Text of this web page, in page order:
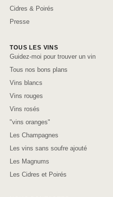
Cidres & Poirés
Presse
TOUS LES VINS
Guidez-moi pour trouver un vin
Tous nos bons plans
Vins blancs
Vins rouges
Vins rosés
"vins oranges"
Les Champagnes
Les vins sans soufre ajouté
Les Magnums
Les Cidres et Poirés